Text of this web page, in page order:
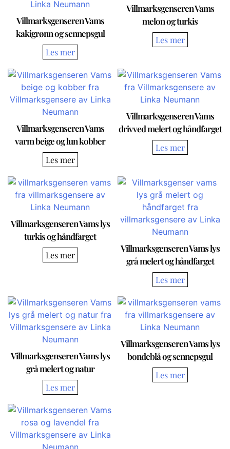
Villmarksgenseren Vams
kakigrønn og sennepsgul
Villmarksgenseren Vams
melon og turkis
Villmarksgenseren Vams
varm beige og lun kobber
Les mer
Villmarksgenseren Vams
drivved melert og håndfarget
Villmarksgenseren Vams lys
turkis og håndfarget
Les mer
Villmarksgenseren Vams lys
grå melert og håndfarget
Villmarksgenseren Vams lys
grå melert og natur
Villmarksgenseren Vams lys
bondeblå og sennepsgul